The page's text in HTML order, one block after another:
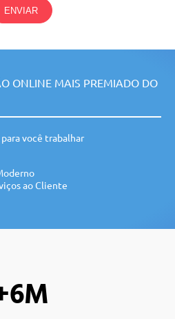
ENVIAR
ONLINE MAIS PREMIADO DO
você trabalhar
ao Cliente